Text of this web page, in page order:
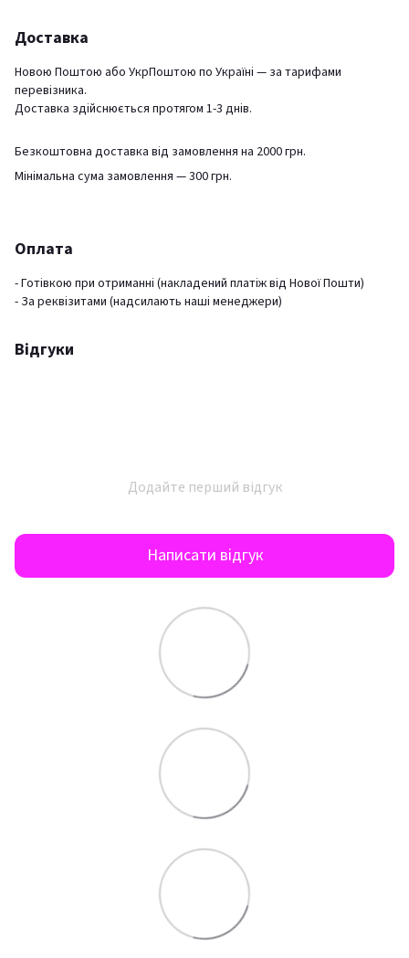
Доставка
Новою Поштою або УкрПоштою по Україні — за тарифами
перевізника.
Доставка здійснюється протягом 1-3 днів.
Безкоштовна доставка від замовлення на 2000 грн.
Мінімальна сума замовлення — 300 грн.
Оплата
- Готівкою при отриманні (накладений платіж від Нової Пошти)
- За реквізитами (надсилають наші менеджери)
Відгуки
Додайте перший відгук
Написати відгук